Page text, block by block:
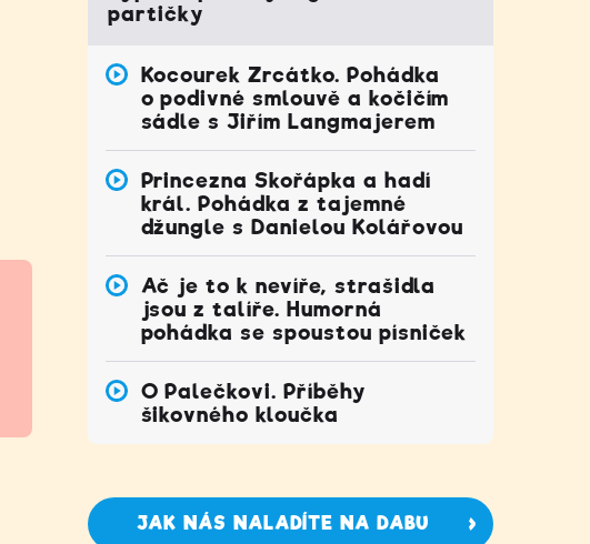
partičky
Kocourek Zrcátko. Pohádka
o podivné smlouvě a kočičím
sádle s Jiřím Langmajerem
Princezna Skořápka a hadí
král. Pohádka z tajemné
džungle s Danielou Kolářovou
Ač je to k nevíře, strašidla
jsou z talíře. Humorná
pohádka se spoustou písniček
O Palečkovi. Příběhy
šikovného kloučka
JAK NÁS NALADÍTE NA DABU